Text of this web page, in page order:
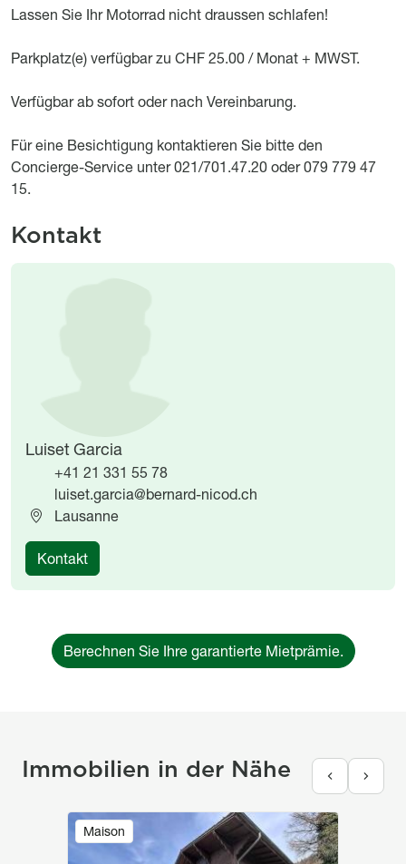
Object description
Lassen Sie Ihr Motorrad nicht draussen schlafen!
Parkplatz(e) verfügbar zu CHF 25.00 / Monat + MWST.
Verfügbar ab sofort oder nach Vereinbarung.
Für eine Besichtigung kontaktieren Sie bitte den
Concierge-Service unter 021/701.47.20 oder 079 779 47
15.
Kontakt
Luiset Garcia
+41 21 331 55 78
luiset.garcia@bernard-nicod.ch
Lausanne
Kontakt
Berechnen Sie Ihre garantierte Mietprämie.
Immobilien in der Nähe
Maison
Image